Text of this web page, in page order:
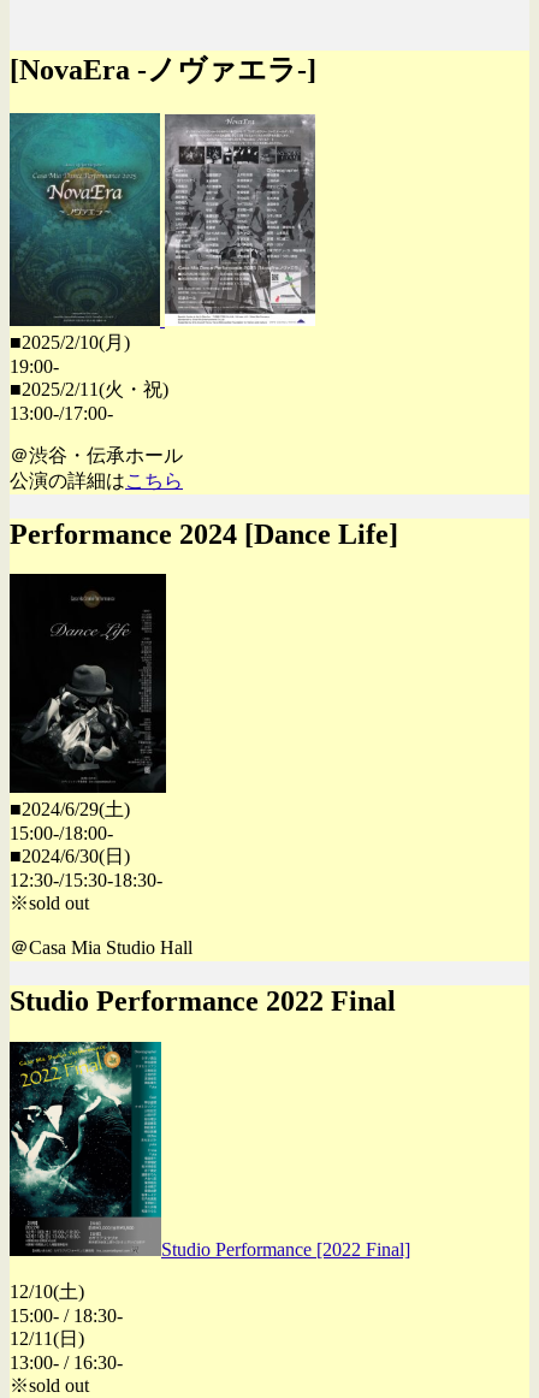
[NovaEra -ノヴァエラ-]
■2025/2/10(月)
19:00-
■2025/2/11(火・祝)
13:00-/17:00-
＠渋谷・伝承ホール
公演の詳細はこちら
Performance 2024 [Dance Life]
■2024/6/29(土)
15:00-/18:00-
■2024/6/30(日)
12:30-/15:30-18:30-
※sold out
＠Casa Mia Studio Hall
Studio Performance 2022 Final
Studio Performance [2022 Final]
12/10(土)
15:00- / 18:30-
12/11(日)
13:00- / 16:30-
※sold out